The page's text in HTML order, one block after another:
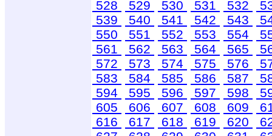
528
529 530 531 532
539
540 541 542 543
550
551 552 553 554
561
562 563 564 565
572
573 574 575 576
583
584 585 586 587
594
595 596 597 598
605
606 607 608 609
616
617 618 619 620